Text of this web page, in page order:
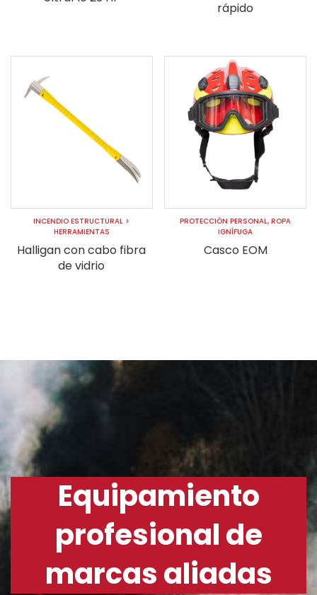
rápido
INCENDIO ESTRUCTURAL >
HERRAMIENTAS
Halligan con cabo fibra
de vidrio
PROTECCIÓN PERSONAL,ROPA
IGNÍFUGA
Casco EOM
Equipamiento
profesional de
marcas aliadas